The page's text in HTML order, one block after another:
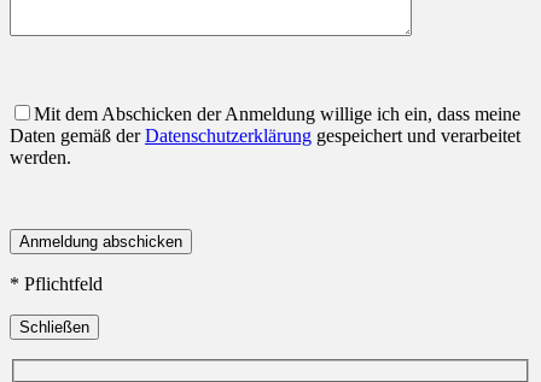
Mit dem Abschicken der Anmeldung willige ich ein, dass meine
Daten gemäß derDatenschutzerklärung gespeichert und verarbeitet
werden.
* Pflichtfeld
Schließen